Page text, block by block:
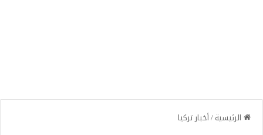
الرئيسية/أخبار تركيا